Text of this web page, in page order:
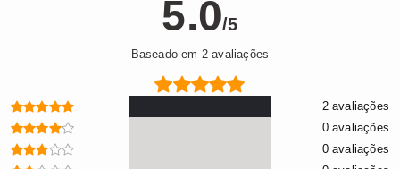
5.0/5
Baseado em 2 avaliações
2 avaliações
0 avaliações
0 avaliações